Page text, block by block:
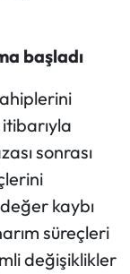
başladı
sonrası
kaybı
süreçleri
değişiklikler